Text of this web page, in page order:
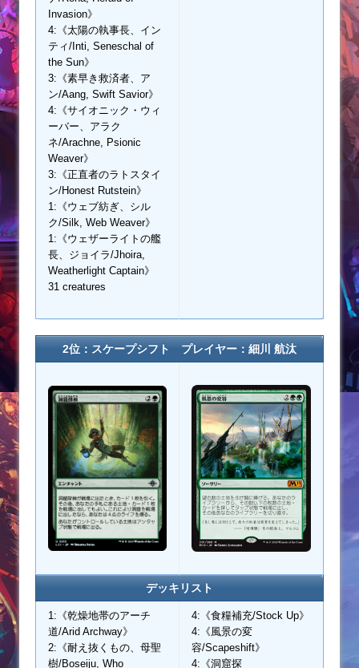
Invasion》
4:《太陽の執事長、イン
ティ/Inti, Seneschal of
the Sun》
3:《素早き救済者、ア
ン/Aang, Swift Savior》
4:《サイオニック・ウィ
ーバー、アラク
ネ/Arachne, Psionic
Weaver》
3:《正直者のラトスタイ
ン/Honest Rutstein》
1:《ウェブ紡ぎ、シル
ク/Silk, Web Weaver》
1:《ウェザーライトの艦
長、ジョイラ/Jhoira,
Weatherlight Captain》
31 creatures
2位：スケープシフト プレイヤー：細川 航汰
デッキリスト
1:《乾燥地帯のアーチ
道/Arid Archway》
2:《耐え抜くもの、母聖
樹/Boseiju, Who
4:《食糧補充/Stock Up》
4:《風景の変
容/Scapeshift》
4:《洞窟探